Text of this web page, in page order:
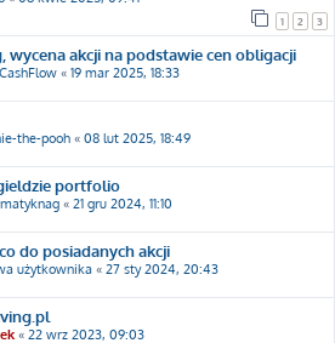
1 2 3
wycena akcji na podstawie cen obligacji
« 19 mar 2025, 18:33
the-pooh « 08 lut 2025, 18:49
portfolio
« 21 gru 2024, 11:10
do posiadanych akcji
użytkownika « 27 sty 2024, 20:43
« 22 wrz 2023, 09:03